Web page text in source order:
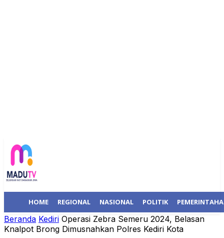
HOME REGIONAL NASIONAL POLITIK
Beranda Kediri Operasi Zebra Semeru 2024, Belasan
Knalpot Brong Dimusnahkan Polres Kediri Kota